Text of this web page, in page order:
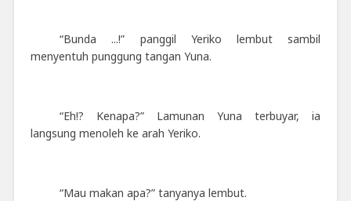
“Bunda ...!” panggil Yeriko lembut sambil
menyentuh punggung tangan Yuna.
“Eh!? Kenapa?” Lamunan Yuna terbuyar, ia
langsung menoleh ke arah Yeriko.
“Mau makan apa?” tanyanya lembut.